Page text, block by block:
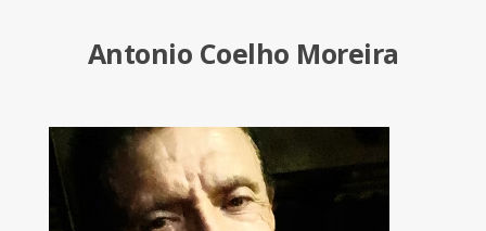
Antonio Coelho Moreira